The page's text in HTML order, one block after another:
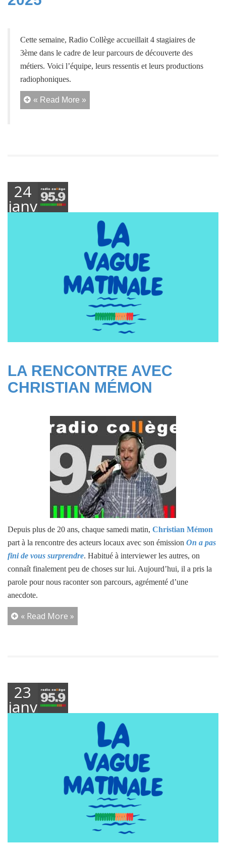
Cette semaine, Radio Collège accueillait 4 stagiaires de
3ème dans le cadre de leur parcours de découverte des
métiers. Voici l’équipe, leurs ressentis et leurs productions
radiophoniques.
« Read More »
24
janvier
LA RENCONTRE AVEC
CHRISTIAN MÉMON
Depuis plus de 20 ans, chaque samedi matin, Christian Mémon
part à la rencontre des acteurs locaux avec son émission On a pas
fini de vous surprendre. Habitué à interviewer les autres, on
connaît finalement peu de choses sur lui. Aujourd’hui, il a pris la
parole pour nous raconter son parcours, agrémenté d’une
anecdote.
« Read More »
23
janvier